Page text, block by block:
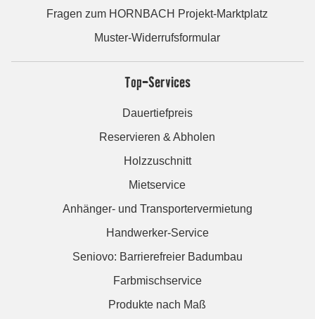
Fragen zum HORNBACH Projekt-Marktplatz
Muster-Widerrufsformular
Top-Services
Dauertiefpreis
Reservieren & Abholen
Holzzuschnitt
Mietservice
Anhänger- und Transportervermietung
Handwerker-Service
Seniovo: Barrierefreier Badumbau
Farbmischservice
Produkte nach Maß